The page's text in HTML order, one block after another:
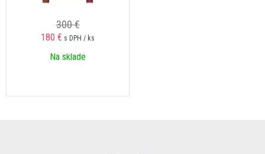
300 €
180 € s DPH / ks
Na sklade